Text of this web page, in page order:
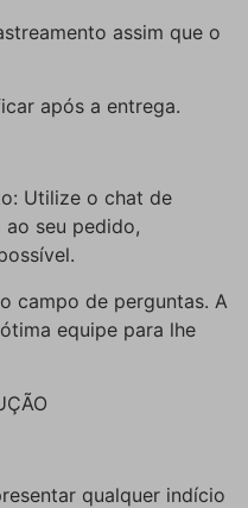
assim que o
após a entrega.
Utilize o chat de
seu pedido,
campo de perguntas. A
equipe para lhe
qualquer indício